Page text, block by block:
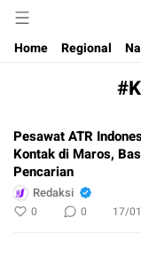
Home
Regional
Pesawat ATR
Kontak di Maros,
Pencarian
Redaksi
0 0 17/